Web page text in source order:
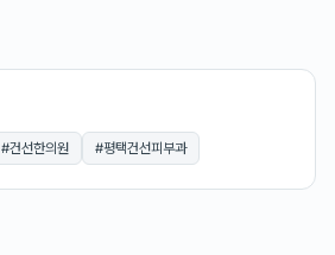
#건선한의원 #평택건선피부과